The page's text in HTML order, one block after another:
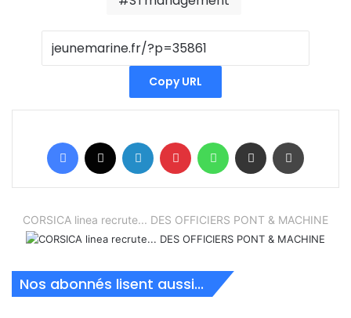
Copy URL
Facebook Linkedin Pinterest WhatsAppPartager par email
CORSICA linea recrute... DES OFFICIERS PONT & MACHINE
Nos abonnés lisent aussi...